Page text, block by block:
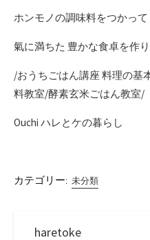
ホンモノの調味料をつかって
氣に満ちた 豊かな食卓を作
/おうちごはん講座 料理の基
料教室/酵素玄米ごはん教室/
Ouchi ハレとケの暮らし
カテゴリー: 未分類
haretoke